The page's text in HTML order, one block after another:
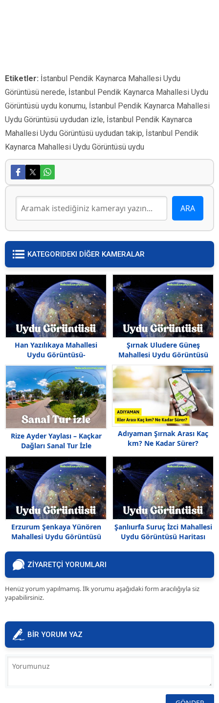
Etiketler: İstanbul Pendik Kaynarca Mahallesi Uydu
Görüntüsü nerede, İstanbul Pendik Kaynarca Mahallesi Uydu
Görüntüsü uydu konumu, İstanbul Pendik Kaynarca Mahallesi
Uydu Görüntüsü uydudan izle, İstanbul Pendik Kaynarca
Mahallesi Uydu Görüntüsü uydudan takip, İstanbul Pendik
Kaynarca Mahallesi Uydu Görüntüsü uydu
KATEGORIDEKI DİĞER KAMERALAR
Han Yazılıkaya Mahallesi
Uydu Görüntüsü-
Haritası,Yazılıkaya Mahallesi
Nerede
Şırnak Uludere Güneş
Mahallesi Uydu Görüntüsü
Haritası
Rize Ayder Yaylası – Kaçkar
Dağları Sanal Tur İzle
Adıyaman Şırnak Arası Kaç
km? Ne Kadar Sürer?
Erzurum Şenkaya Yünören
Mahallesi Uydu Görüntüsü
Şanlıurfa Suruç İzci Mahallesi
Uydu Görüntüsü Haritası
ZİYARETÇİ YORUMLARI
Henüz yorum yapılmamış. İlk yorumu aşağıdaki form aracılığıyla siz
yapabilirsiniz.
BİR YORUM YAZ